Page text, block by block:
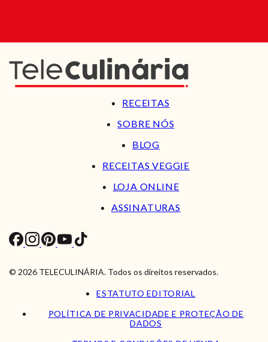
RECEITAS
SOBRE NÓS
BLOG
RECEITAS VEGGIE
LOJA ONLINE
ASSINATURAS
© 2026 TELECULINÁRIA. Todos os direitos reservados.
ESTATUTO EDITORIAL
POLÍTICA DE PRIVACIDADE E PROTEÇÃO DE
DADOS